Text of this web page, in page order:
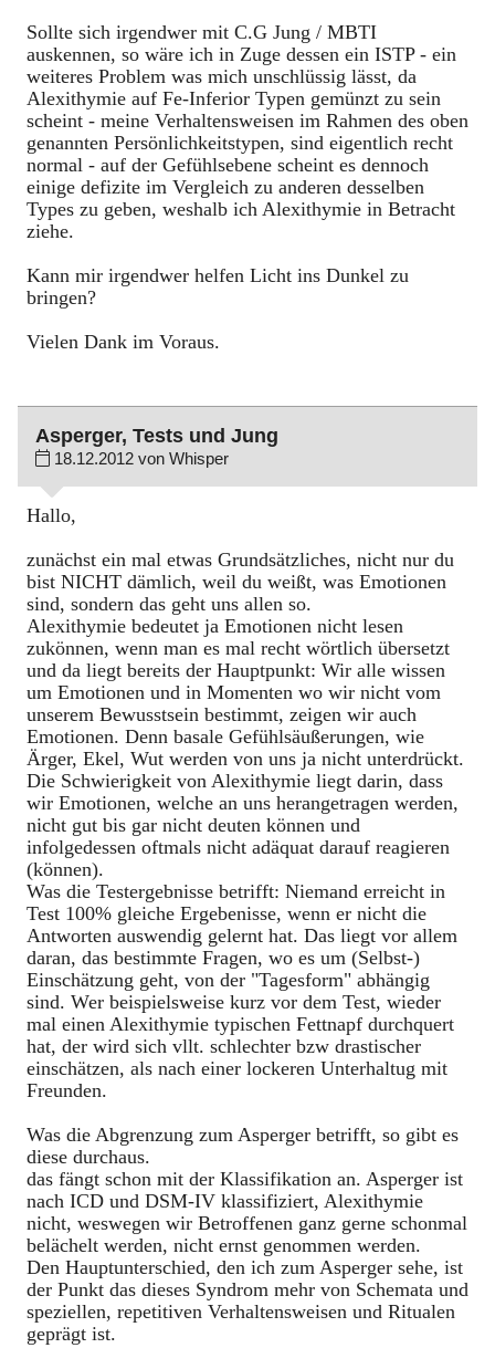
Sollte sich irgendwer mit C.G Jung / MBTI
auskennen, so wäre ich in Zuge dessen ein ISTP - ein
weiteres Problem was mich unschlüssig lässt, da
Alexithymie auf Fe-Inferior Typen gemünzt zu sein
scheint - meine Verhaltensweisen im Rahmen des oben
genannten Persönlichkeitstypen, sind eigentlich recht
normal - auf der Gefühlsebene scheint es dennoch
einige defizite im Vergleich zu anderen desselben
Types zu geben, weshalb ich Alexithymie in Betracht
ziehe.
Kann mir irgendwer helfen Licht ins Dunkel zu
bringen?
Vielen Dank im Voraus.
Asperger, Tests und Jung
18.12.2012 von Whisper
Hallo,
zunächst ein mal etwas Grundsätzliches, nicht nur du
bist NICHT dämlich, weil du weißt, was Emotionen
sind, sondern das geht uns allen so.
Alexithymie bedeutet ja Emotionen nicht lesen
zukönnen, wenn man es mal recht wörtlich übersetzt
und da liegt bereits der Hauptpunkt: Wir alle wissen
um Emotionen und in Momenten wo wir nicht vom
unserem Bewusstsein bestimmt, zeigen wir auch
Emotionen. Denn basale Gefühlsäußerungen, wie
Ärger, Ekel, Wut werden von uns ja nicht unterdrückt.
Die Schwierigkeit von Alexithymie liegt darin, dass
wir Emotionen, welche an uns herangetragen werden,
nicht gut bis gar nicht deuten können und
infolgedessen oftmals nicht adäquat darauf reagieren
(können).
Was die Testergebnisse betrifft: Niemand erreicht in
Test 100% gleiche Ergebenisse, wenn er nicht die
Antworten auswendig gelernt hat. Das liegt vor allem
daran, das bestimmte Fragen, wo es um (Selbst-)
Einschätzung geht, von der "Tagesform" abhängig
sind. Wer beispielsweise kurz vor dem Test, wieder
mal einen Alexithymie typischen Fettnapf durchquert
hat, der wird sich vllt. schlechter bzw drastischer
einschätzen, als nach einer lockeren Unterhaltug mit
Freunden.
Was die Abgrenzung zum Asperger betrifft, so gibt es
diese durchaus.
das fängt schon mit der Klassifikation an. Asperger ist
nach ICD und DSM-IV klassifiziert, Alexithymie
nicht, weswegen wir Betroffenen ganz gerne schonmal
belächelt werden, nicht ernst genommen werden.
Den Hauptunterschied, den ich zum Asperger sehe, ist
der Punkt das dieses Syndrom mehr von Schemata und
speziellen, repetitiven Verhaltensweisen und Ritualen
geprägt ist.